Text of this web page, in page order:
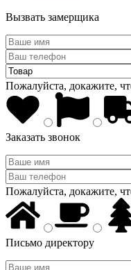
Вызвать замерщика
Пожалуйста, докажите,
Заказать звонок
Пожалуйста, докажите,
Письмо директору